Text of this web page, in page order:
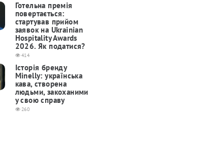
Готельна премія
повертається:
cтартував прийом
заявок на Ukrainian
Hospitality Awards
2026. Як податися?
414
Історія бренду
Minelly: українська
кава, створена
людьми, закоханими
у свою справу
260